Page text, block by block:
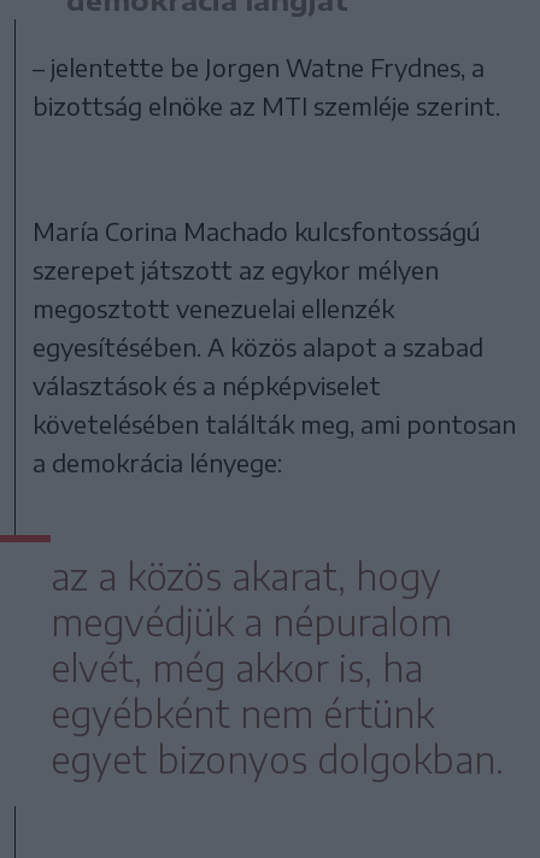
– jelentette be Jorgen Watne Frydnes, a
bizottság elnöke az MTI szemléje szerint.
María Corina Machado kulcsfontosságú
szerepet játszott az egykor mélyen
megosztott venezuelai ellenzék
egyesítésében. A közös alapot a szabad
választások és a népképviselet
követelésében találták meg, ami pontosan
a demokrácia lényege:
az a közös akarat, hogy
megvédjük a népuralom
elvét, még akkor is, ha
egyébként nem értünk
egyet bizonyos dolgokban.